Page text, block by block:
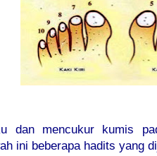
dan mencukur kumis
ini beberapa hadits yang